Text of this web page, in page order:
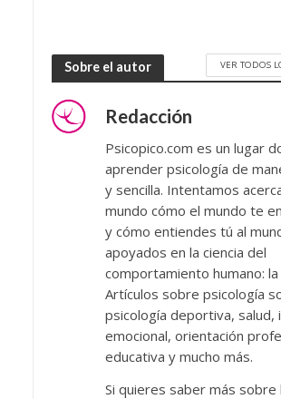
Sobre el autor VER TODOS
Redacción
Psicopico.com es un lugar
aprender psicología de
y sencilla. Intentamos
mundo cómo el mundo te
y cómo entiendes tú al
apoyados en la ciencia del
comportamiento humano: la
Artículos sobre psicología
psicología deportiva, salud,
emocional, orientación
educativa y mucho más.
Si quieres saber más sobre